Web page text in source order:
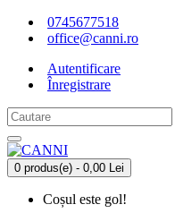
0745677518
office@canni.ro
Autentificare
Înregistrare
0 produs(e) - 0,00 Lei
Coșul este gol!